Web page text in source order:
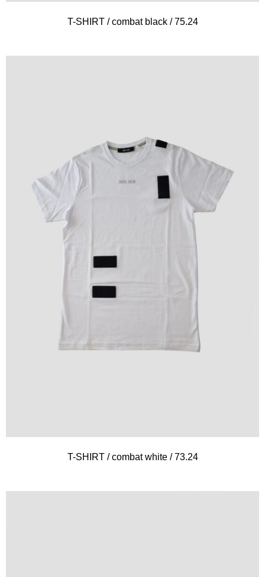
T-SHIRT / combat black / 75.24
T-SHIRT / combat white / 73.24